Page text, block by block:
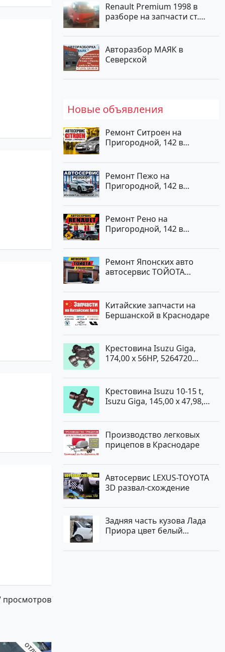
просмотров
Renault Premium 1998 в
разборе на запчасти ст.
Авторазбор МАЯК в
Северской
Новые объявления
Ремонт Ситроен на
Пригородной, 142 в
Ремонт Пежо на
Пригородной, 142 в
Ремонт Рено на
Пригородной, 142 в
Ремонт Японских авто
автосервис ТОЙОТА
Китайские запчасти на
Бершанской в Краснодаре
Крестовина Isuzu Giga,
174,00 x 56HP, 5264720
Крестовина Isuzu 10-15 t,
Isuzu Giga, 145,00 x 47,98,
Производство легковых
прицепов в Краснодаре
Автосервис LEXUS-TOYOTA
3D развал-схождение
Задняя часть кузова Лада
Приора цвет белый